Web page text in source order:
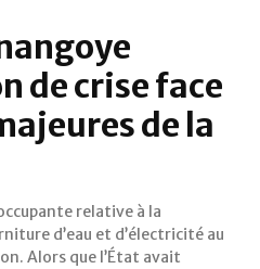
de crise face
de la